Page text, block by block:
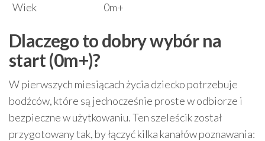
Wiek
0m+
Dlaczego to dobry wybór na
start (0m+)?
W pierwszych miesiącach życia dziecko potrzebuje
bodźców, które są jednocześnie proste w odbiorze i
bezpieczne w użytkowaniu. Ten szeleścik został
przygotowany tak, by łączyć kilka kanałów poznawania: